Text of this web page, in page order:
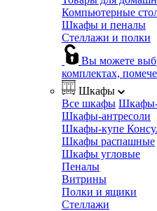
Компьютерные
Шкафы и пеналы
Стеллажи и полки
Вы можете
комплектах,
Шкафы
Все шкафы
Шкафы-антресоли
Шкафы-купе
Шкафы распашные
Шкафы угловые
Пеналы
Витрины
Полки и ящики
Стеллажи